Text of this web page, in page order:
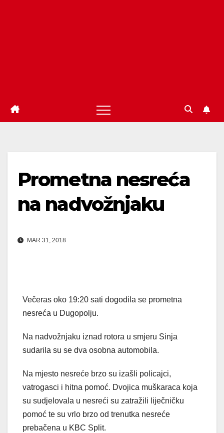
Prometna nesreća
na nadvožnjaku
MAR 31, 2018
Večeras oko 19:20 sati dogodila se prometna
nesreća u Dugopolju.
Na nadvožnjaku iznad rotora u smjeru Sinja
sudarila su se dva osobna automobila.
Na mjesto nesreće brzo su izašli policajci,
vatrogasci i hitna pomoć. Dvojica muškaraca koja
su sudjelovala u nesreći su zatražili liječničku
pomoć te su vrlo brzo od trenutka nesreće
prebačena u KBC Split.